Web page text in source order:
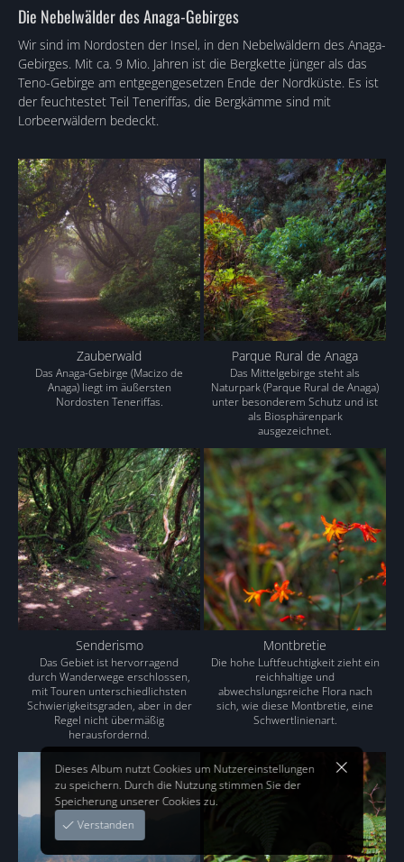
Die Nebelwälder des Anaga-Gebirges
Wir sind im Nordosten der Insel, in den Nebelwäldern des Anaga-
Gebirges. Mit ca. 9 Mio. Jahren ist die Bergkette jünger als das
Teno-Gebirge am entgegengesetzen Ende der Nordküste. Es ist
der feuchtestet Teil Teneriffas, die Bergkämme sind mit
Lorbeerwäldern bedeckt.
Zauberwald
Das Anaga-Gebirge (Macizo de
Anaga) liegt im äußersten
Nordosten Teneriffas.
Parque Rural de Anaga
Das Mittelgebirge steht als
Naturpark (Parque Rural de Anaga)
unter besonderem Schutz und ist
als Biosphärenpark
ausgezeichnet.
Senderismo
Das Gebiet ist hervorragend
durch Wanderwege erschlossen,
mit Touren unterschiedlichsten
Schwierigkeitsgraden, aber in der
Regel nicht übermäßig
herausfordernd.
Montbretie
Die hohe Luftfeuchtigkeit zieht ein
reichhaltige und
abwechslungsreiche Flora nach
sich, wie diese Montbretie, eine
Schwertlinienart.
Dieses Album nutzt Cookies um Nutzereinstellungen
zu speichern. Durch die Nutzung stimmen Sie der
Speicherung unserer Cookies zu.
Verstanden